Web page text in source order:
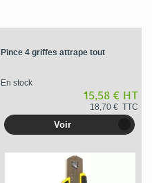
Pince 4 griffes attrape tout
En stock
15,58 € HT
18,70 € TTC
Voir